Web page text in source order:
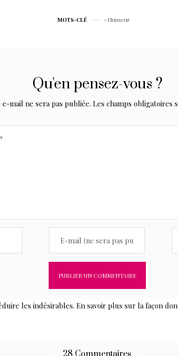
MOTS-CLÉ Humeur
Qu'en pensez-vous ?
mail ne sera pas publiée. Les champs obligatoires
les indésirables.En savoir plus sur la façon